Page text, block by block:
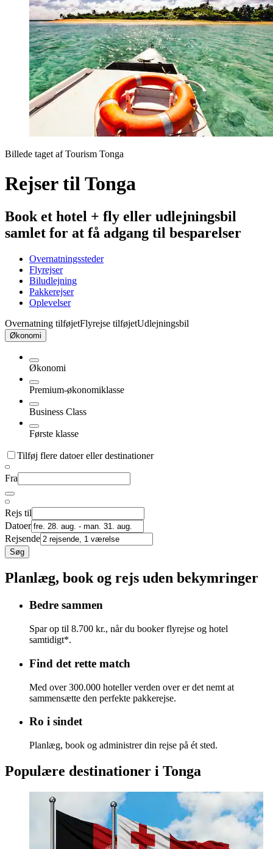
Billede taget af Tourism Tonga
Rejser til Tonga
Book et hotel + fly eller udlejningsbil
samlet for at få adgang til besparelser
Overnatningssteder
Flyrejser
Biludlejning
Pakkerejser
Oplevelser
Overnatning tilføjetFlyrejse tilføjetUdlejningsbil
Økonomi
Økonomi
Premium-økonomiklasse
Business Class
Første klasse
Tilføj flere datoer eller destinationer
Fra
Rejs til
Datoer
Rejsende
Søg
Planlæg, book og rejs uden bekymringer
Bedre sammen
Spar op til 8.700 kr., når du booker flyrejse og hotel
samtidigt*.
Find det rette match
Med over 300.000 hoteller verden over er det nemt at
sammensætte den perfekte pakkerejse.
Ro i sindet
Planlæg, book og administrer din rejse på ét sted.
Populære destinationer i Tonga